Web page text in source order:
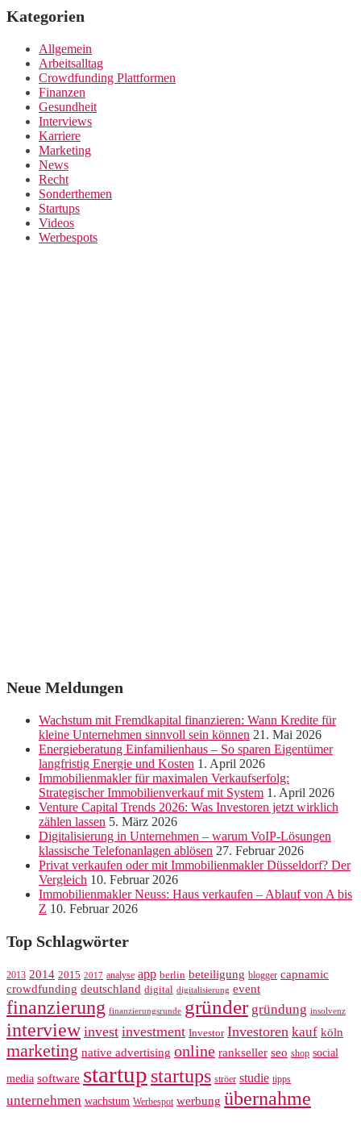
Kategorien
Allgemein
Arbeitsalltag
Crowdfunding Plattformen
Finanzen
Gesundheit
Interviews
Karriere
Marketing
News
Recht
Sonderthemen
Startups
Videos
Werbespots
Neue Meldungen
Wachstum mit Fremdkapital finanzieren: Wann Kredite für
kleine Unternehmen sinnvoll sein können 21. Mai 2026
Energieberatung Einfamilienhaus – So sparen Eigentümer
langfristig Energie und Kosten 1. April 2026
Immobilienmakler für maximalen Verkaufserfolg:
Strategischer Immobilienverkauf mit System 1. April 2026
Venture Capital Trends 2026: Was Investoren jetzt wirklich
zählen lassen 5. März 2026
Digitalisierung in Unternehmen – warum VoIP-Lösungen
klassische Telefonanlagen ablösen 27. Februar 2026
Privat verkaufen oder mit Immobilienmakler Düsseldorf? Der
Vergleich 10. Februar 2026
Immobilienmakler Neuss: Haus verkaufen – Ablauf von A bis
Z 10. Februar 2026
Top Schlagwörter
2013 2014 2015 2017 analyse app berlin beteiligung blogger capnamic
crowdfunding deutschland digital digitalisierung event
finanzierung finanzierungsrunde gründer gründung insolvenz
interview invest investment Investor Investoren kauf köln
marketing native advertising online rankseller seo shop social
media software startup startups ströer studie tipps
unternehmen wachstum Werbespot werbung übernahme